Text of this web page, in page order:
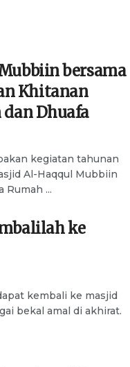
bersama
Khitanan
Dhuafa
kegiatan tahunan
Al-Haqqul Mubbiin
Rumah ...
ke
kembali ke masjid
bekal amal di akhirat.